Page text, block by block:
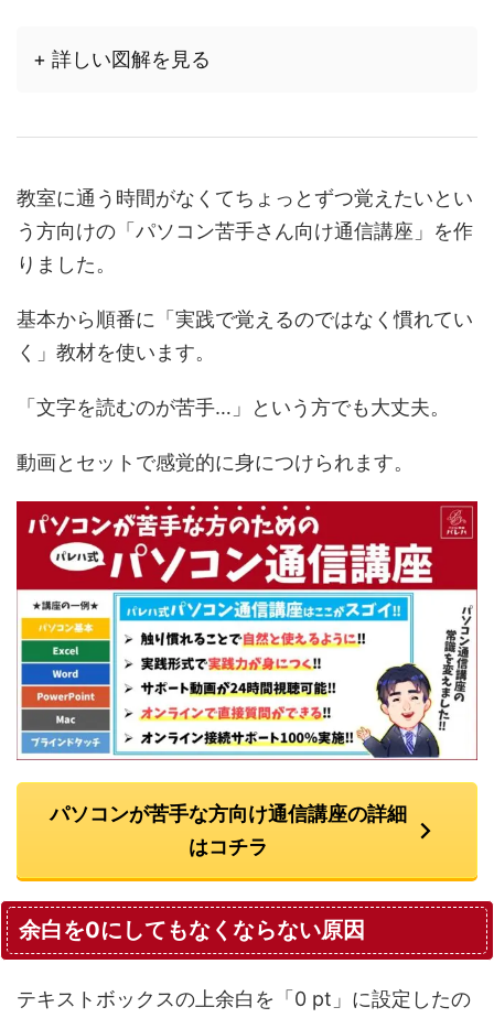
+ 詳しい図解を見る
教室に通う時間がなくてちょっとずつ覚えたいとい
う方向けの「パソコン苦手さん向け通信講座」を作
りました。
基本から順番に「実践で覚えるのではなく慣れてい
く」教材を使います。
「文字を読むのが苦手…」という方でも大丈夫。
動画とセットで感覚的に身につけられます。
パソコンが苦手な方向け通信講座の詳細
はコチラ
余白を0にしてもなくならない原因
テキストボックスの上余白を「0 pt」に設定したの